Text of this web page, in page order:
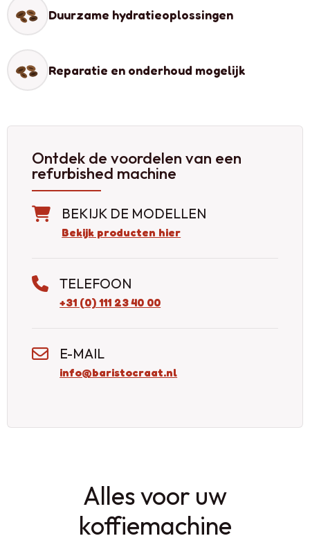
Duurzame hydratieoplossingen
Reparatie en onderhoud mogelijk
Ontdek de voordelen van een
refurbished machine
BEKIJK DE MODELLEN
Bekijk producten hier
TELEFOON
+31 (0) 111 23 40 00
E-MAIL
info@baristocraat.nl
Alles voor uw
koffiemachine